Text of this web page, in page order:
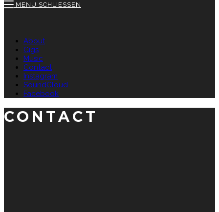
MENÜ SCHLIESSEN
About
Gigs
Music
Contact
Instagram
SoundCloud
Facebook
CONTACT